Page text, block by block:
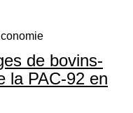
de bovins-
la PAC-92 en